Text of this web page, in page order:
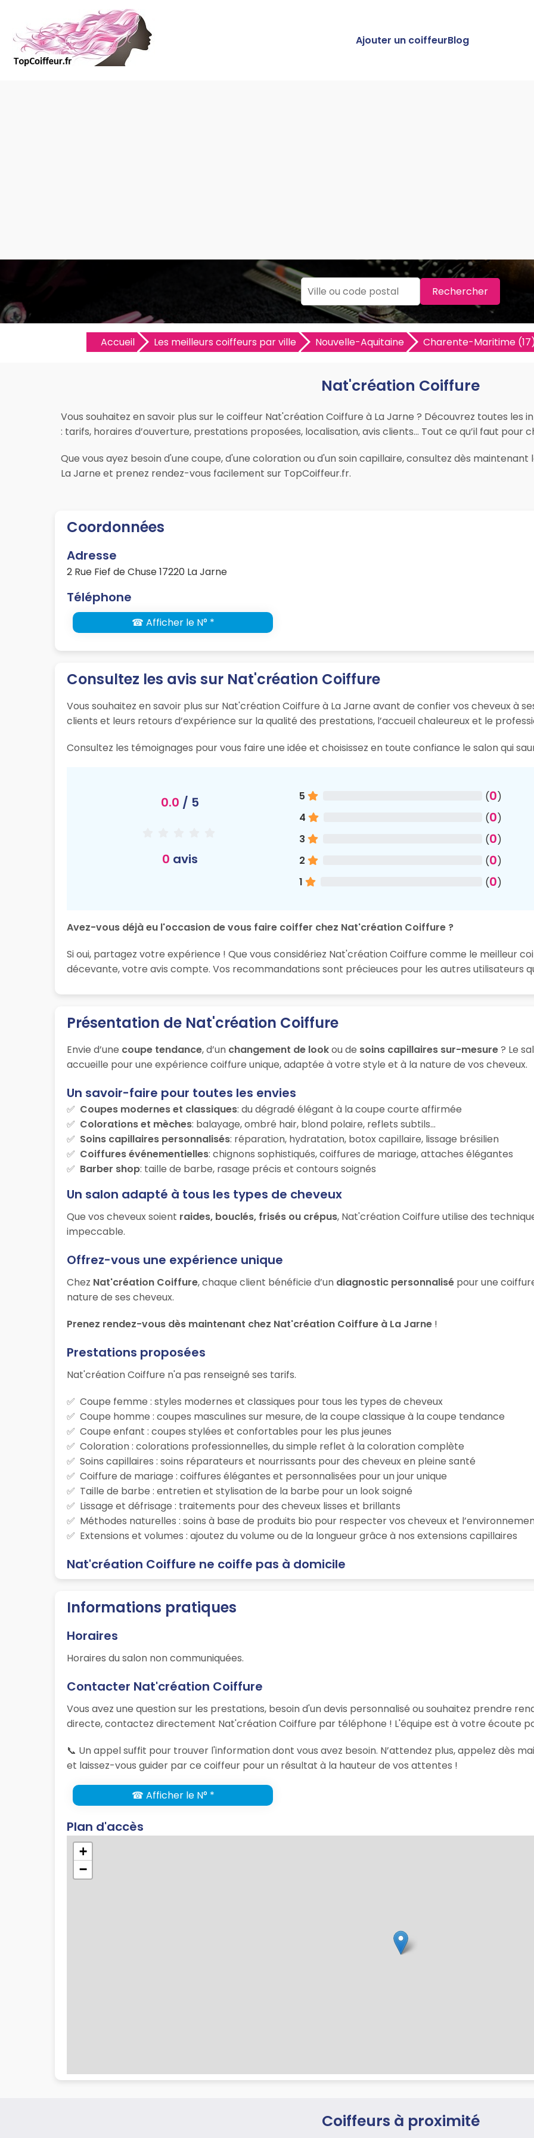
Ajouter un coiffeurBlog
Rechercher
Accueil Les meilleurs coiffeurs par ville Nouvelle-Aquitaine Charente-Maritime
Nat'création Coiffure
Vous souhaitez en savoir plus sur le coiffeur Nat'création Coiffure à La Jarne ? Découvrez toutes les
: tarifs, horaires d’ouverture, prestations proposées, localisation, avis clients… Tout ce qu’il faut pour
Que vous ayez besoin d'une coupe, d'une coloration ou d'un soin capillaire, consultez dès
La Jarne et prenez rendez-vous facilement sur TopCoiffeur.fr.
Coordonnées
Adresse
2 Rue Fief de Chuse 17220 La Jarne
Téléphone
☎ Afficher le N° *
Consultez les avis sur Nat'création Coiffure
Vous souhaitez en savoir plus sur Nat'création Coiffure à La Jarne avant de confier vos cheveux à
clients et leurs retours d’expérience sur la qualité des prestations, l’accueil chaleureux et le
Consultez les témoignages pour vous faire une idée et choisissez en toute confiance le salon qui
0.0 / 5
0 avis
5 (0)
4
(0)
3
(0)
2
(0)
1
(0)
Avez-vous déjà eu l'occasion de vous faire coiffer chez Nat'création Coiffure ?
Si oui, partagez votre expérience ! Que vous considériez Nat'création Coiffure comme le meilleur
décevante, votre avis compte. Vos recommandations sont précieuces pour les autres utilisateurs
Présentation de Nat'création Coiffure
Envie d’une coupe tendance, d’un changement de lookou de soins capillaires sur-mesure? Le
accueille pour une expérience coiffure unique, adaptée à votre style et à la nature de vos cheveux.
Un savoir-faire pour toutes les envies
Coupes modernes et classiques: du dégradé élégant à la coupe courte affirmée
Colorations et mèches: balayage, ombré hair, blond polaire, reflets subtils…
Soins capillaires personnalisés: réparation, hydratation, botox capillaire, lissage brésilien
Coiffures événementielles: chignons sophistiqués, coiffures de mariage, attaches élégantes
Barber shop: taille de barbe, rasage précis et contours soignés
Un salon adapté à tous les types de cheveux
Que vos cheveux soient raides, bouclés, frisés ou crépus, Nat'création Coiffure utilise des
impeccable.
Offrez-vous une expérience unique
Chez Nat'création Coiffure, chaque client bénéficie d’un diagnostic personnalisé pour une
nature de ses cheveux.
Prenez rendez-vous dès maintenant chez Nat'création Coiffure à La Jarne !
Prestations proposées
Nat'création Coiffure n'a pas renseigné ses tarifs.
Coupe femme : styles modernes et classiques pour tous les types de cheveux
Coupe homme : coupes masculines sur mesure, de la coupe classique à la coupe tendance
Coupe enfant : coupes stylées et confortables pour les plus jeunes
Coloration : colorations professionnelles, du simple reflet à la coloration complète
Soins capillaires : soins réparateurs et nourrissants pour des cheveux en pleine santé
Coiffure de mariage : coiffures élégantes et personnalisées pour un jour unique
Taille de barbe : entretien et stylisation de la barbe pour un look soigné
Lissage et défrisage : traitements pour des cheveux lisses et brillants
Méthodes naturelles : soins à base de produits bio pour respecter vos cheveux et
Extensions et volumes : ajoutez du volume ou de la longueur grâce à nos extensions capillaires
Nat'création Coiffure ne coiffe pas à domicile
Informations pratiques
Horaires
Horaires du salon non communiquées.
Contacter Nat'création Coiffure
Vous avez une question sur les prestations, besoin d'un devis personnalisé ou souhaitez prendre
directe, contactez directement Nat'création Coiffure par téléphone ! L'équipe est à votre écoute
📞 Un appel suffit pour trouver l'information dont vous avez besoin. N’attendez plus, appelez dès
et laissez-vous guider par ce coiffeur pour un résultat à la hauteur de vos attentes !
☎ Afficher le N° *
Plan d'accès
+
−
Coiffeurs à proximité